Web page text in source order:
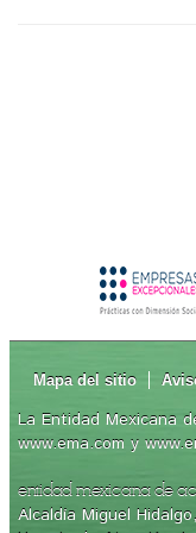
Mapa del sitio
La Entidad Mexicana
www.ema.com y
entidad mexicana de
Alcaldía Miguel